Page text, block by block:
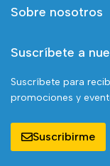
Sobre nosotros
Suscríbete a
Suscríbete para
promociones y
Suscribirme